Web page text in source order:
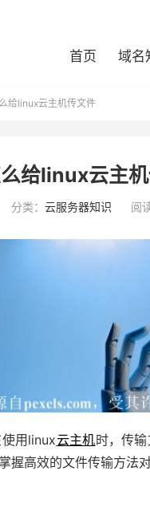
首页 域名
给linux云主机传文件
给linux云主
分类： 云服务器知识 阅
用linux云主机时，传
握高效的文件传输方法